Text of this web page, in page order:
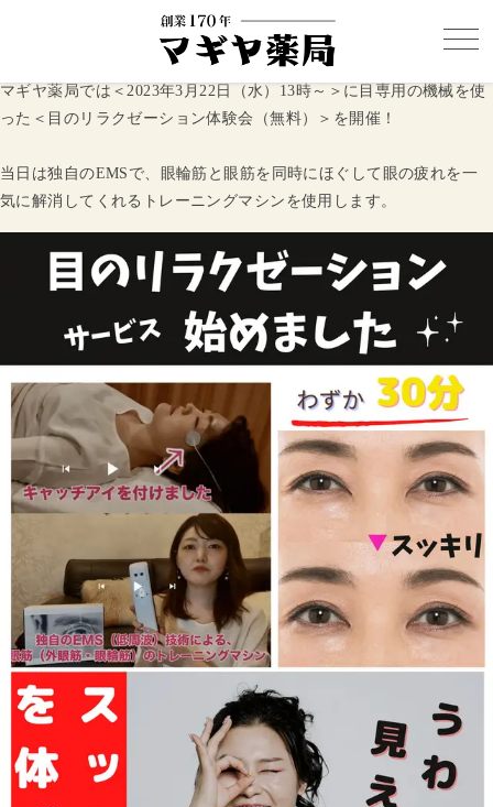
マギヤ薬局では＜2023年3月22日（水）13時～＞に目専用の機械を使
った＜目のリラクゼーション体験会（無料）＞を開催！
当日は独自のEMSで、眼輪筋と眼筋を同時にほぐして眼の疲れを一
気に解消してくれるトレーニングマシンを使用します。